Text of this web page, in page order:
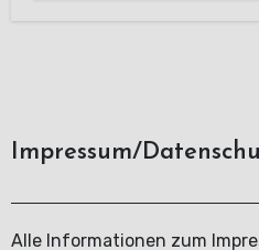
Impressum/
Alle Informationen zum